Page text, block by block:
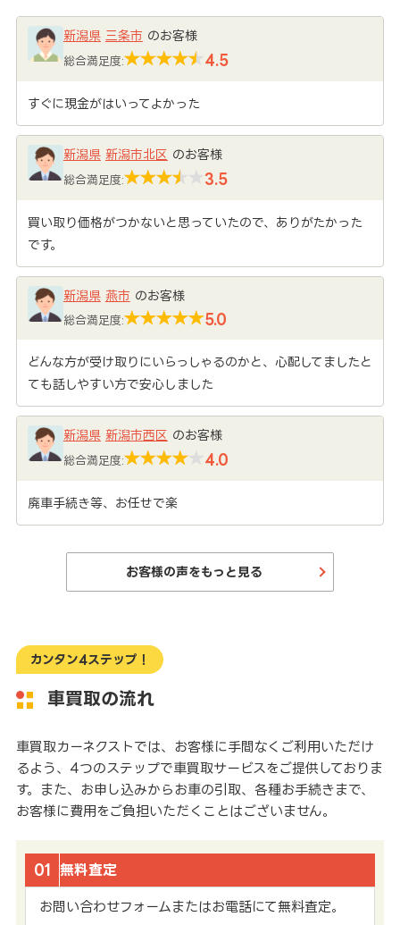
新潟県 三条市 のお客様
総合満足度: 4.5
すぐに現金がはいってよかった
新潟県 新潟市北区 のお客様
総合満足度: 3.5
買い取り価格がつかないと思っていたので、ありがたかった
です。
新潟県 燕市 のお客様
総合満足度: 5.0
どんな方が受け取りにいらっしゃるのかと、心配してましたと
ても話しやすい方で安心しました
新潟県 新潟市西区 のお客様
総合満足度: 4.0
廃車手続き等、お任せで楽
お客様の声をもっと見る
カンタン4ステップ！
車買取の流れ
車買取カーネクストでは、お客様に手間なくご利用いただけ
るよう、4つのステップで車買取サービスをご提供しておりま
す。また、お申し込みからお車の引取、各種お手続きまで、
お客様に費用をご負担いただくことはございません。
01 無料査定
お問い合わせフォームまたはお電話にて無料査定。